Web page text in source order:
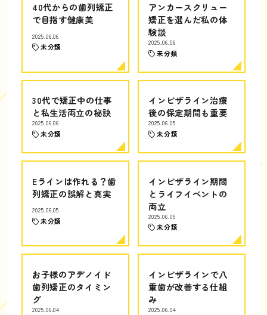
40代からの歯列矯正
で目指す健康美
2025.06.06
未分類
アンカースクリュー
矯正を選んだ私の体
験談
2025.06.06
未分類
30代で矯正中の仕事
と私生活両立の秘訣
2025.06.06
未分類
インビザライン治療
後の保定期間も重要
2025.06.05
未分類
Eラインは作れる？歯
列矯正の誤解と真実
2025.06.05
未分類
インビザライン期間
とライフイベントの
両立
2025.06.05
未分類
お子様のアデノイド
歯列矯正のタイミン
グ
2025.06.04
インビザラインで八
重歯が改善する仕組
み
2025.06.04